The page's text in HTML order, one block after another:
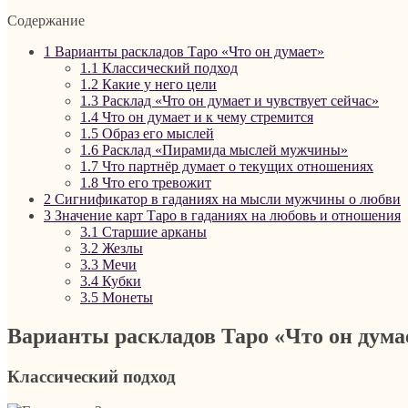
Содержание
1 Варианты раскладов Таро «Что он думает»
1.1 Классический подход
1.2 Какие у него цели
1.3 Расклад «Что он думает и чувствует сейчас»
1.4 Что он думает и к чему стремится
1.5 Образ его мыслей
1.6 Расклад «Пирамида мыслей мужчины»
1.7 Что партнёр думает о текущих отношениях
1.8 Что его тревожит
2 Сигнификатор в гаданиях на мысли мужчины о любви
3 Значение карт Таро в гаданиях на любовь и отношения
3.1 Старшие арканы
3.2 Жезлы
3.3 Мечи
3.4 Кубки
3.5 Монеты
Варианты раскладов Таро «Что он
Классический подход